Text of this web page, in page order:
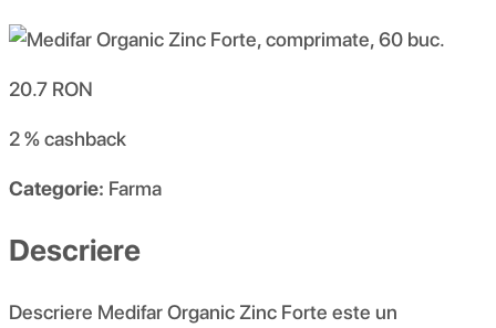
20.7 RON
2 %cashback
Categorie: Farma
Descriere
Descriere Medifar Organic Zinc Forte este un